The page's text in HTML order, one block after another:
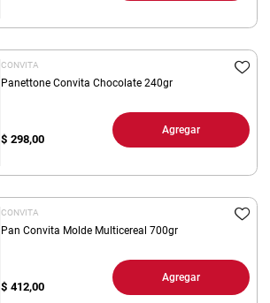
CONVITA
Panettone Convita Chocolate 240gr
$ 298,00
Agregar
CONVITA
Pan Convita Molde Multicereal 700gr
$ 412,00
Agregar